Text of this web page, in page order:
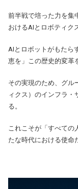
前半戦で培った力を集
おけるAIとロボティク
AIとロボットがもたら
恵を」この歴史的変革
その実現のため、グル
ィクス）のインフラ・
る。
これこそが「すべて
たな時代における使命